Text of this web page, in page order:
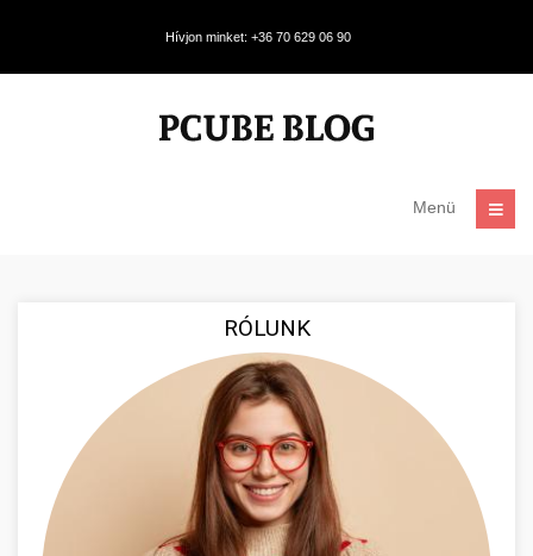
Hívjon minket: +36 70 629 06 90
Menü
RÓLUNK